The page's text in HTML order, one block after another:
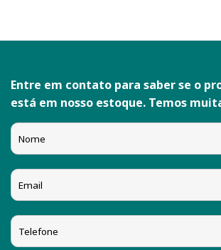
Entre em contato para saber se o
está em nosso estoque. Temos